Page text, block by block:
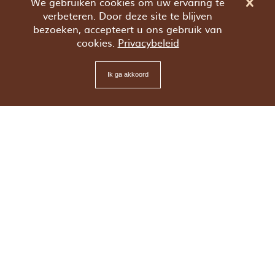
verbeteren. Door deze site te blijven
bezoeken, accepteert u ons gebruik van
cookies. Privacybeleid
Ik ga akkoord